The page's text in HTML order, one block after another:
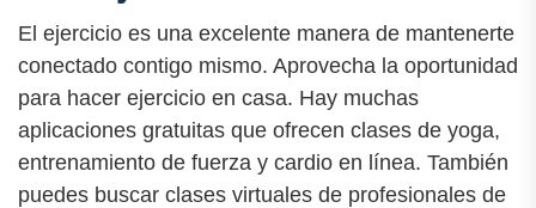
El ejercicio es una excelente manera de mantenerte
conectado contigo mismo. Aprovecha la oportunidad
para hacer ejercicio en casa. Hay muchas
aplicaciones gratuitas que ofrecen clases de yoga,
entrenamiento de fuerza y cardio en línea. También
puedes buscar clases virtuales de profesionales de